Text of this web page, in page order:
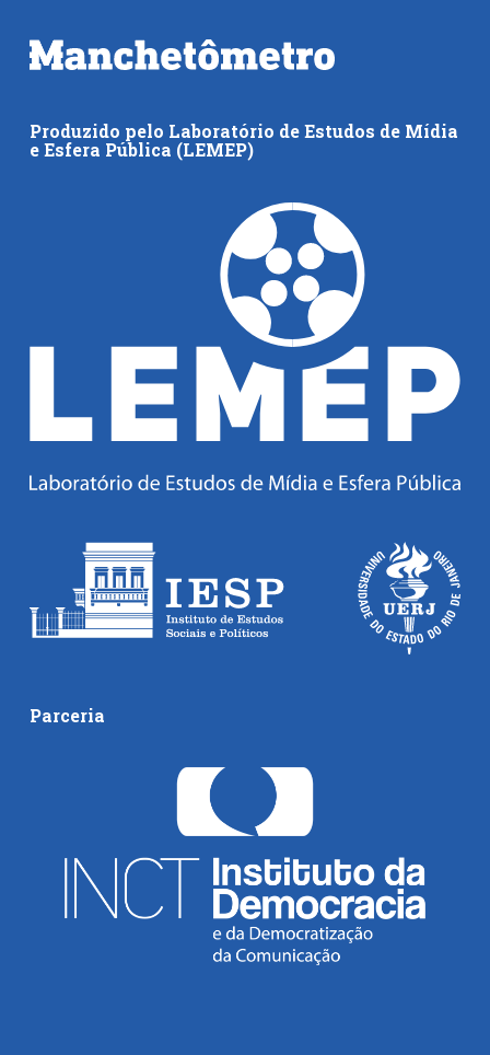
Produzido pelo Laboratório de Estudos de Mídia
e Esfera Pública (LEMEP)
Parceria